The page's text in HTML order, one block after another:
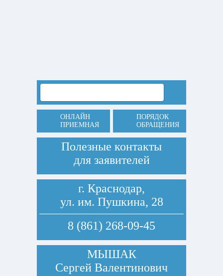
ОНЛАЙН
ПРИЕМНАЯ
ПОРЯДОК
ОБРАЩЕНИЯ
Полезные контакты
для заявителей
г. Краснодар,
ул. им. Пушкина, 28
8 (861) 268-09-45
МЫШАК
Сергей Валентинович